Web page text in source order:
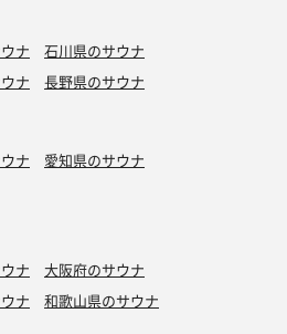
ナ
石川県のサウナ
ナ 長野県のサウナ
ナ
愛知県のサウナ
ナ
大阪府のサウナ
ナ 和歌山県のサウナ